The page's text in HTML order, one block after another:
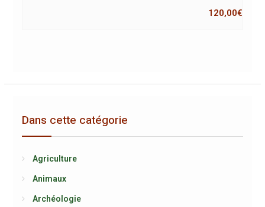
120,00€
Dans cette catégorie
Agriculture
Animaux
Archéologie